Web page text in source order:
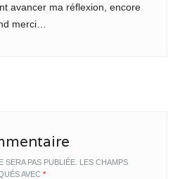
avancer ma réflexion, encore
merci…
SERA PAS PUBLIÉE. LES CHAMPS
AVEC *